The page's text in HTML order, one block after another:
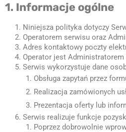
1. Informacje ogólne
Niniejsza polityka dotyczy
Operatorem serwisu oraz
Adres kontaktowy poczty
Operator jest
Serwis wykorzystuje dane
Obsługa zapytań przez
Realizacja zamówionych
Prezentacja oferty lub
Serwis realizuje funkcje
Poprzez dobrowolnie